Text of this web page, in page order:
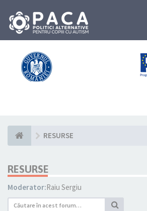
RESURSE
RESURSE
Moderator:Raiu Sergiu